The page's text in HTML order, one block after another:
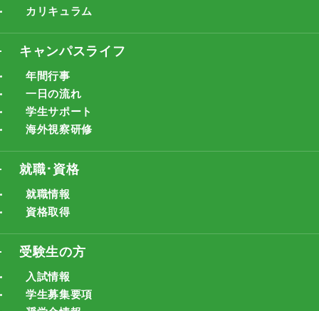
カリキュラム
キャンパスライフ
年間行事
一日の流れ
学生サポート
海外視察研修
就職･資格
就職情報
資格取得
受験生の方
入試情報
学生募集要項